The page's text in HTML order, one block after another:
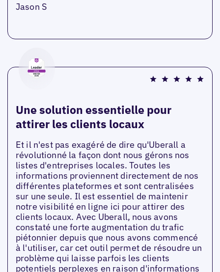
Jason S
Une solution essentielle pour
attirer les clients locaux
Et il n'est pas exagéré de dire qu'Uberall a
révolutionné la façon dont nous gérons nos
listes d'entreprises locales. Toutes les
informations proviennent directement de nos
différentes plateformes et sont centralisées
sur une seule. Il est essentiel de maintenir
notre visibilité en ligne ici pour attirer des
clients locaux. Avec Uberall, nous avons
constaté une forte augmentation du trafic
piétonnier depuis que nous avons commencé
à l'utiliser, car cet outil permet de résoudre un
problème qui laisse parfois les clients
potentiels perplexes en raison d'informations